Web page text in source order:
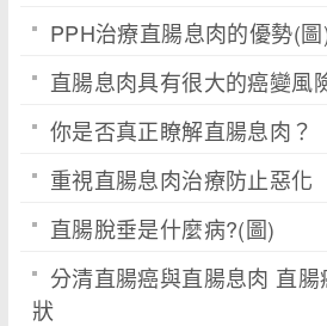
疾病
PPH治療直腸息肉的優勢(
直腸息肉具有很大的癌變風
你是否真正瞭解直腸息肉？
重視直腸息肉治療防止惡化
直腸脫垂是什麼病?(圖)
分清直腸癌與直腸息肉 直
狀